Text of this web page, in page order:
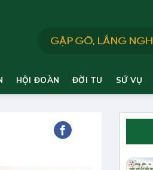
HỘI ĐOÀN ĐỜI TU SỨ VỤ